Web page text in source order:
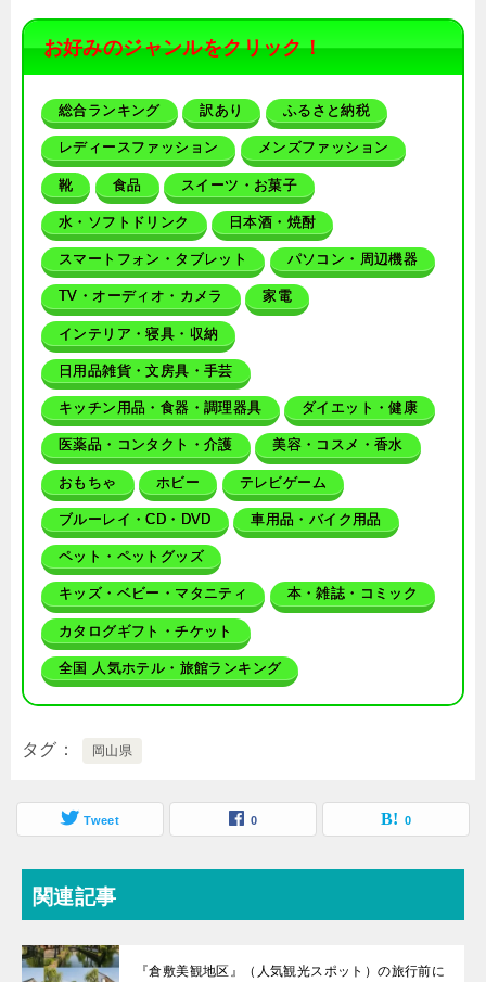
お好みのジャンルをクリック！
総合ランキング 訳あり ふるさと納税
レディースファッション メンズファッション
靴 食品 スイーツ・お菓子
水・ソフトドリンク 日本酒・焼酎
スマートフォン・タブレット パソコン・周辺機器
TV・オーディオ・カメラ 家電
インテリア・寝具・収納
日用品雑貨・文房具・手芸
キッチン用品・食器・調理器具 ダイエット・健康
医薬品・コンタクト・介護 美容・コスメ・香水
おもちゃ ホビー テレビゲーム
ブルーレイ・CD・DVD 車用品・バイク用品
ペット・ペットグッズ
キッズ・ベビー・マタニティ 本・雑誌・コミック
カタログギフト・チケット
全国 人気ホテル・旅館ランキング
タグ 岡山県
Tweet 0 0
関連記事
『倉敷美観地区』（人気観光スポット）の旅行前に